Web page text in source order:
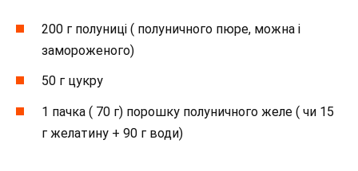
200 г полуниці ( полуничного пюре, можна і
замороженого)
50 г цукру
1 пачка ( 70 г) порошку полуничного желе ( чи 15
г желатину + 90 г води)